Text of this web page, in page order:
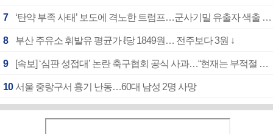
7 ‘탄약 부족 사태’ 보도에 격노한 트럼프…군사기밀 유출자 색출 지시
8 부산 주유소 휘발유 평균가 ℓ당 1849원… 전주보다 3원 ↓
9 [속보] ‘심판 성접대’ 논란 축구협회 공식 사과…“현재는 부적절 행위 없어”
10 서울 중랑구서 흉기 난동…60대 남성 2명 사망